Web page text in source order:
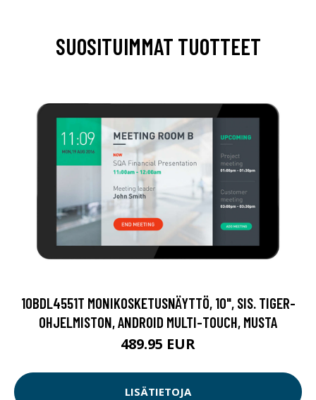
SUOSITUIMMAT TUOTTEET
10BDL4551T MONIKOSKETUSNÄYTTÖ, 10", SIS. TIGER-
OHJELMISTON, ANDROID MULTI-TOUCH, MUSTA
489.95 EUR
LISÄTIETOJA